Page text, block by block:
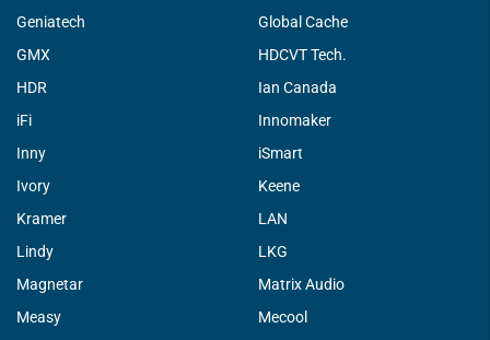
Geniatech
Global Cache
GMX
HDCVT Tech.
HDR
Ian Canada
iFi
Innomaker
Inny
iSmart
Ivory
Keene
Kramer
LAN
Lindy
LKG
Magnetar
Matrix Audio
Measy
Mecool